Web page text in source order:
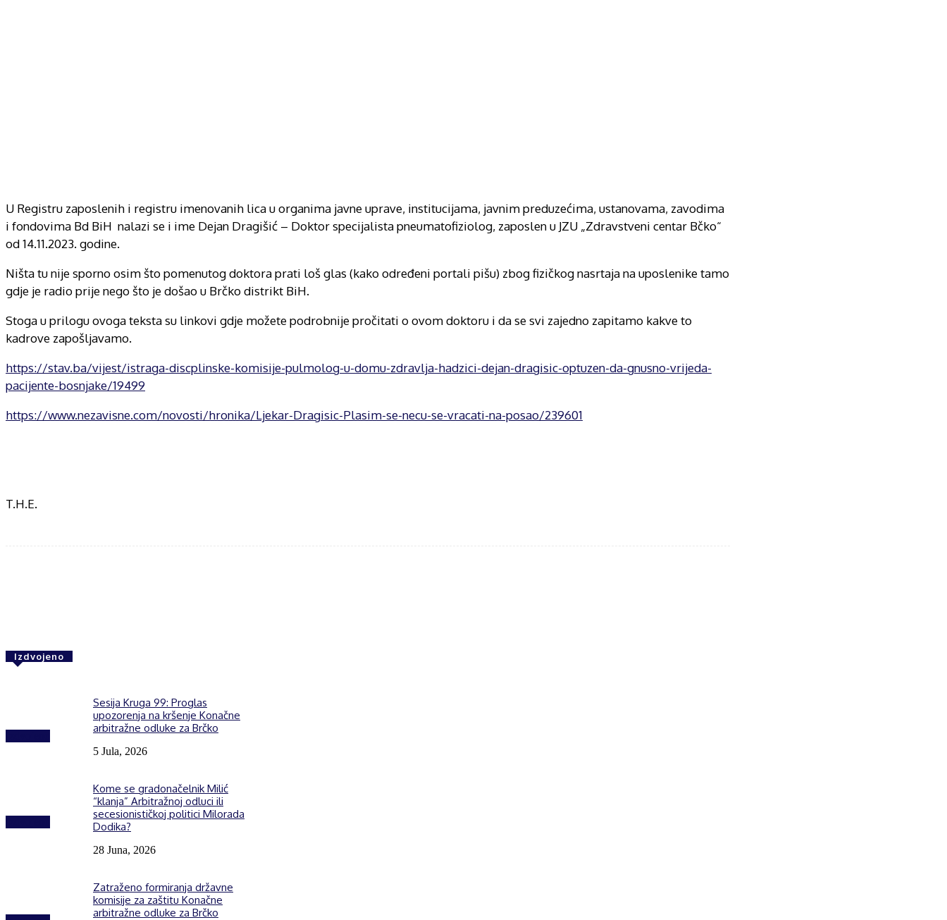
U Registru zaposlenih i registru imenovanih lica u organima javne uprave, institucijama, javnim preduzećima, ustanovama, zavodima
i fondovima Bd BiH nalazi se i ime Dejan Dragišić – Doktor specijalista pneumatofiziolog, zaposlen u JZU „Zdravstveni centar Bčko“
od 14.11.2023. godine.
Ništa tu nije sporno osim što pomenutog doktora prati loš glas (kako određeni portali pišu) zbog fizičkog nasrtaja na uposlenike tamo
gdje je radio prije nego što je došao u Brčko distrikt BiH.
Stoga u prilogu ovoga teksta su linkovi gdje možete podrobnije pročitati o ovom doktoru i da se svi zajedno zapitamo kakve to
kadrove zapošljavamo.
https://stav.ba/vijest/istraga-discplinske-komisije-pulmolog-u-domu-zdravlja-hadzici-dejan-dragisic-optuzen-da-gnusno-vrijeda-
pacijente-bosnjake/19499
https://www.nezavisne.com/novosti/hronika/Ljekar-Dragisic-Plasim-se-necu-se-vracati-na-posao/239601
T.H.E.
Izdvojeno
Sesija Kruga 99: Proglas
upozorenja na kršenje Konačne
arbitražne odluke za Brčko
5 Jula, 2026
Kome se gradonačelnik Milić
“klanja” Arbitražnoj odluci ili
secesionističkoj politici Milorada
Dodika?
28 Juna, 2026
Zatraženo formiranja državne
komisije za zaštitu Konačne
arbitražne odluke za Brčko